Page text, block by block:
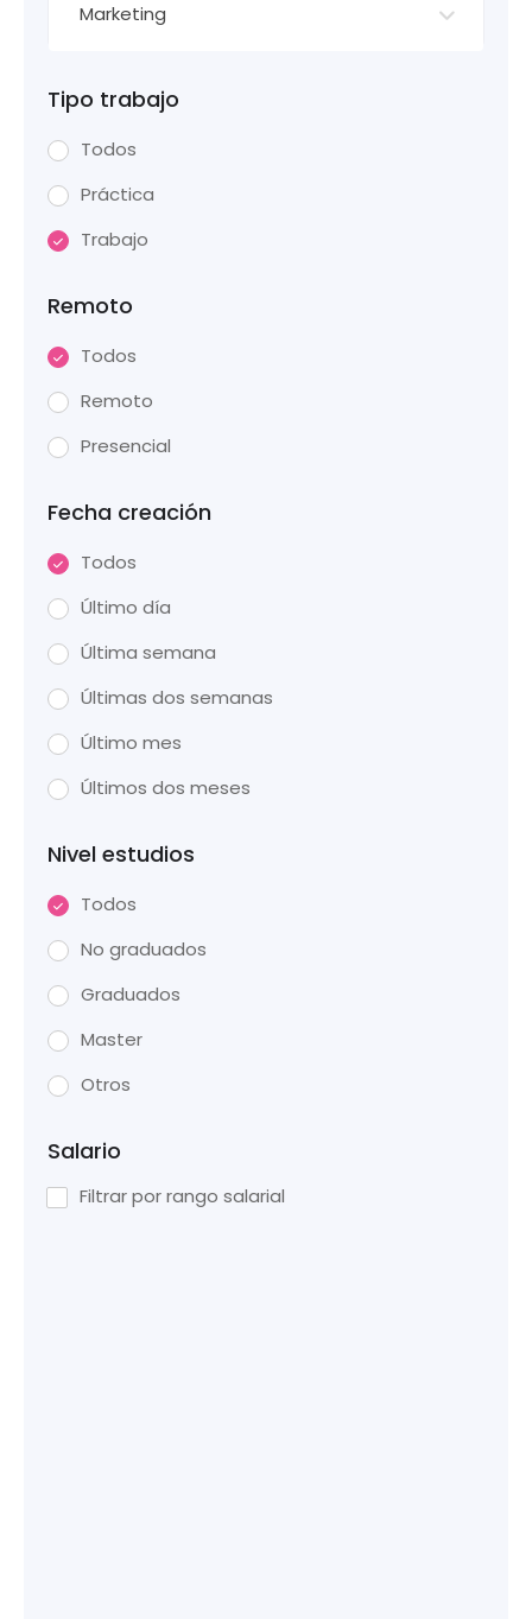
Marketing
Tipo trabajo
Todos
Práctica
Trabajo
Remoto
Todos
Remoto
Presencial
Fecha creación
Todos
Último día
Última semana
Últimas dos semanas
Último mes
Últimos dos meses
Nivel estudios
Todos
No graduados
Graduados
Master
Otros
Salario
Filtrar por rango salarial